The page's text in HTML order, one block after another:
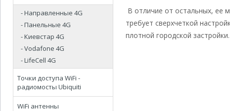
- Направленные 4G
- Панельные 4G
- Киевстар 4G
- Vodafone 4G
- LifeCell 4G
Точки доступа WiFi -
радиомосты Ubiquiti
WiFi антенны
В отличие от остальных, ее
требует сверхчеткой
плотной городской